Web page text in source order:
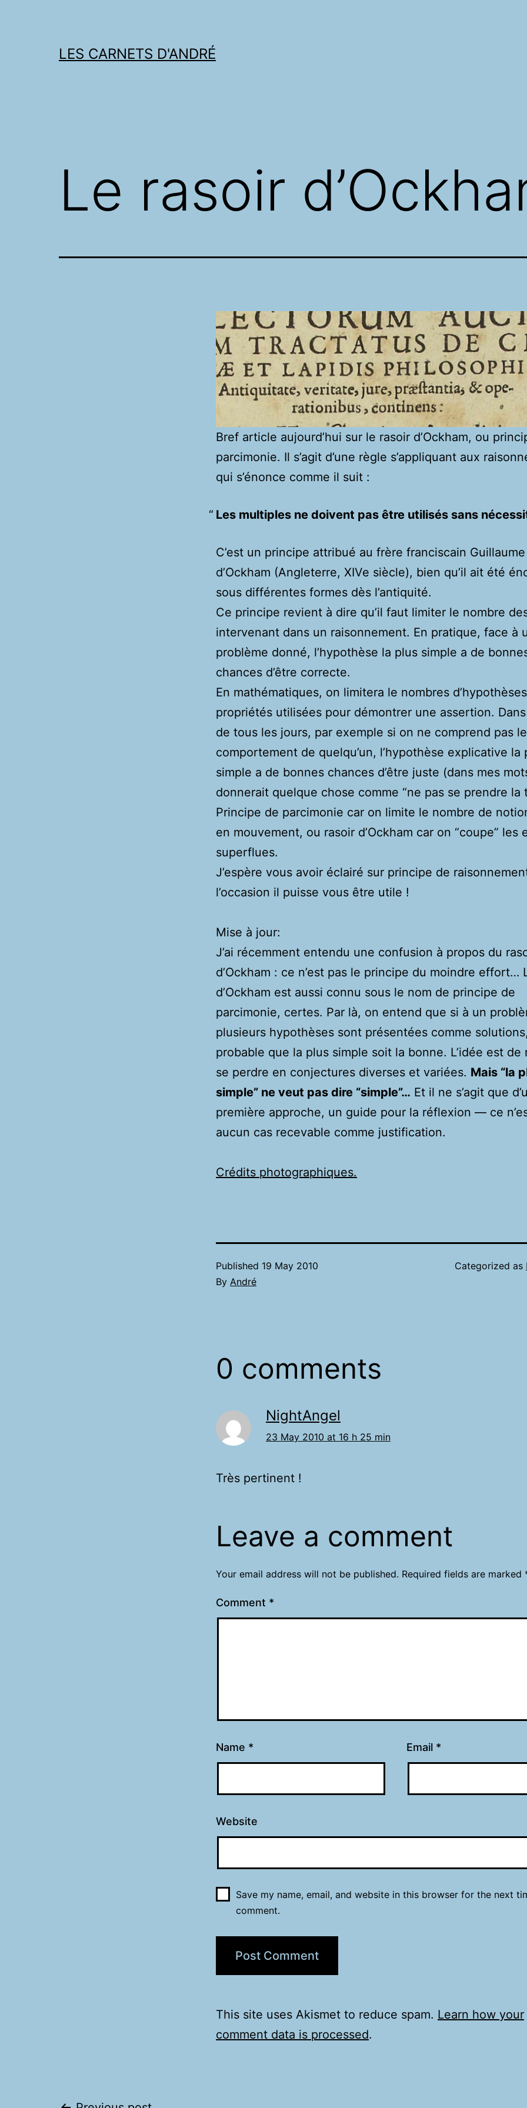
LES CARNETS D'ANDRÉ
Le rasoir
Bref article aujourd’hui sur le rasoir d’Ockham, ou
parcimonie. Il s’agit d’une règle s’appliquant aux
qui s’énonce comme il suit :
Les multiples ne doivent pas être utilisés sans
C’est un principe attribué au frère franciscain Guillaume
d’Ockham (Angleterre, XIVe siècle), bien qu’il ait été
sous différentes formes dès l’antiquité.
Ce principe revient à dire qu’il faut limiter le nombre
intervenant dans un raisonnement. En pratique, face à
problème donné, l’hypothèse la plus simple a de
chances d’être correcte.
En mathématiques, on limitera le nombres
propriétés utilisées pour démontrer une assertion.
de tous les jours, par exemple si on ne comprend pas le
comportement de quelqu’un, l’hypothèse explicative la
simple a de bonnes chances d’être juste (dans mes
donnerait quelque chose comme “ne pas se prendre la
Principe de parcimonie car on limite le nombre de
en mouvement, ou rasoir d’Ockham car on “coupe” les
superflues.
J’espère vous avoir éclairé sur principe de
l’occasion il puisse vous être utile !
Mise à jour:
J’ai récemment entendu une confusion à propos du
d’Ockham : ce n’est pas le principe du moindre effort…
d’Ockham est aussi connu sous le nom de principe de
parcimonie, certes. Par là, on entend que si à un
plusieurs hypothèses sont présentées comme
probable que la plus simple soit la bonne. L’idée est de
se perdre en conjectures diverses et variées. Mais “la
simple” ne veut pas dire “simple”… Et il ne s’agit que
première approche, un guide pour la réflexion — ce
aucun cas recevable comme justification.
Crédits photographiques.
Published 19 May 2010
By André
Categorized as
0 comments
NightAngel
23 May 2010 at 16 h 25 min
Très pertinent !
Leave a comment
Your email address will not be published. Required fields are marked
Comment *
Name * Email *
Website
Save my name, email, and website in this browser for the next
comment.
This site uses Akismet to reduce spam. Learn how your
comment data is processed.